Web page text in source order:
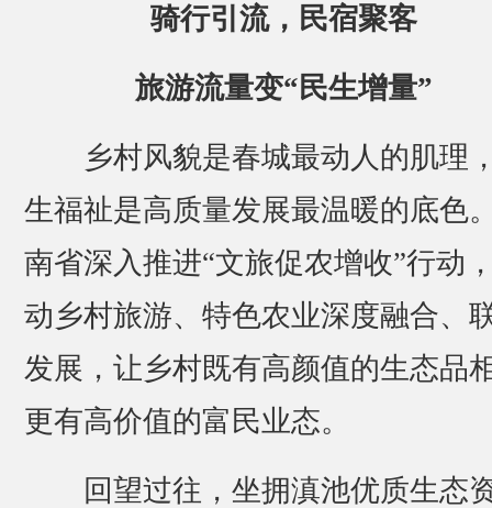
骑行引流，民宿聚客
旅游流量变“民生增量”
乡村风貌是春城最动人的肌理
生福祉是高质量发展最温暖的底色
南省深入推进“文旅促农增收”行动
动乡村旅游、特色农业深度融合、
发展，让乡村既有高颜值的生态品
更有高价值的富民业态。
回望过往，坐拥滇池优质生态